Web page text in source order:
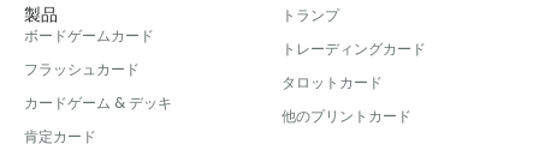
製品
ボードゲームカード
フラッシュカード
カードゲーム & デッキ
肯定カード
トランプ
トレーディングカード
タロットカード
他のプリントカード